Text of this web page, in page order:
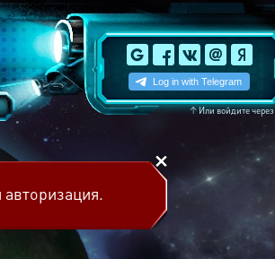
↑Или войдите через